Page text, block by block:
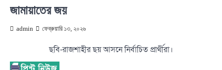
জামায়াতের জয়
admin ফেব্রুয়ারি ১৩, ২০২৬
ছবি-রাজশাহীর ছয় আসনে নির্বাচিত প্রার্থীরা।